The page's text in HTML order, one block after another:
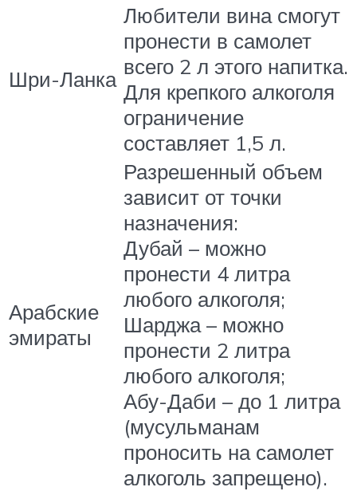
Шри-Ланка
Любители вина смогут
пронести в самолет
всего 2 л этого напитка.
Для крепкого алкоголя
ограничение
составляет 1,5 л.
Арабские
эмираты
Разрешенный объем
зависит от точки
назначения:
Дубай – можно
пронести 4 литра
любого алкоголя;
Шарджа – можно
пронести 2 литра
любого алкоголя;
Абу-Даби – до 1 литра
(мусульманам
проносить на самолет
алкоголь запрещено).